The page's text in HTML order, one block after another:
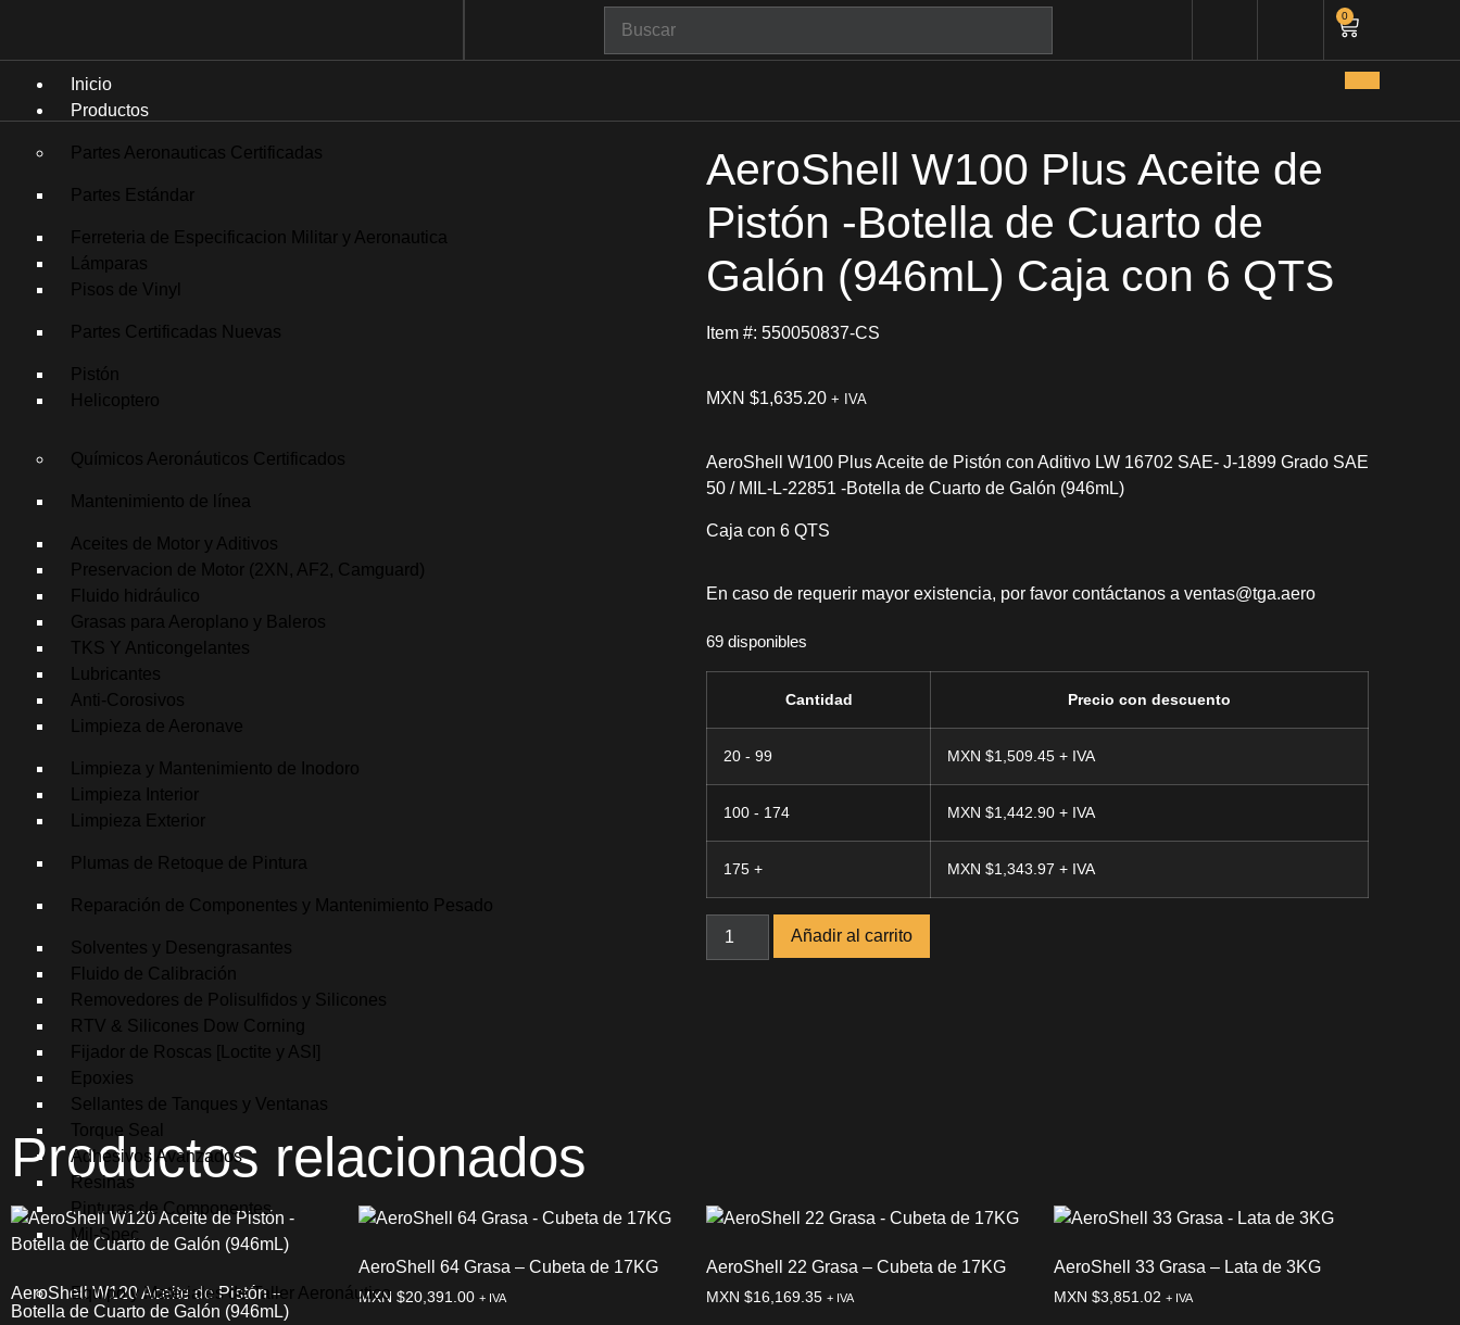
0
Inicio
Productos
Partes Aeronauticas Certificadas
Partes Estándar
Ferreteria de Especificacion Militar y Aeronautica
Lámparas
Pisos de Vinyl
Partes Certificadas Nuevas
Pistón
Helicoptero
Químicos Aeronáuticos Certificados
Mantenimiento de línea
Aceites de Motor y Aditivos
Preservacion de Motor (2XN, AF2, Camguard)
Fluido hidráulico
Grasas para Aeroplano y Baleros
TKS Y Anticongelantes
Lubricantes
Anti-Corosivos
Limpieza de Aeronave
Limpieza y Mantenimiento de Inodoro
Limpieza Interior
Limpieza Exterior
Plumas de Retoque de Pintura
Reparación de Componentes y Mantenimiento Pesado
Solventes y Desengrasantes
Fluido de Calibración
Removedores de Polisulfidos y Silicones
RTV & Silicones Dow Corning
Fijador de Roscas [Loctite y ASI]
Epoxies
Sellantes de Tanques y Ventanas
Torque Seal
Adhesivos Avanzados
Resinas
Pinturas de Componentes
Mil-Spec
Equipo y Materiales de Taller Aeronáutico
AeroShell W100 Plus Aceite de
Pistón -Botella de Cuarto de
Galón (946mL) Caja con 6 QTS
Item #: 550050837-CS
MXN $1,635.20 + IVA
AeroShell W100 Plus Aceite de Pistón con Aditivo LW 16702 SAE- J-1899 Grado SAE
50 / MIL-L-22851 -Botella de Cuarto de Galón (946mL)
Caja con 6 QTS
En caso de requerir mayor existencia, por favor contáctanos a ventas@tga.aero
69 disponibles
Cantidad Precio con descuento
20 - 99 MXN $1,509.45
100 - 174 MXN $1,442.90
175 + MXN $1,343.97
Añadir al carrito
Productos relacionados
AeroShell W120 Aceite de Pistón –
Botella de Cuarto de Galón (946mL)
AeroShell 64 Grasa – Cubeta de 17KG
MXN $20,391.00 + IVA
AeroShell 22 Grasa – Cubeta de 17KG
MXN $16,169.35 + IVA
AeroShell 33 Grasa – Lata de 3KG
MXN $3,851.02 + IVA